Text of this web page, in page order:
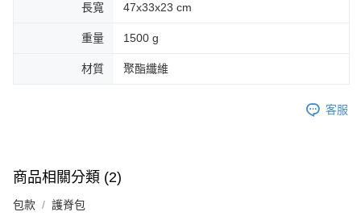
長寬 47x33x23 cm
重量 1500 g
材質 聚酯纖維
客服
商品相關分類 (2)
包款 護脊包